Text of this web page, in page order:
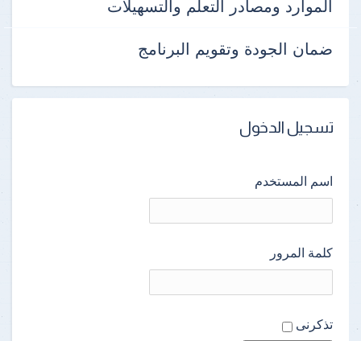
الموارد ومصادر التعلم والتسهيلات
ضمان الجودة وتقويم البرنامج
تسجيل الدخول
اسم المستخدم
كلمة المرور
تذكرنى